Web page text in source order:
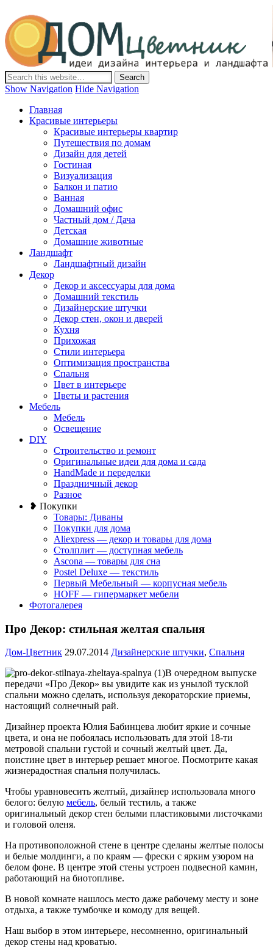
Дом-Цветник
Дизайн интерьера и ландшафта, декор и обустройство дома.
Идеи со всего мира.
Show Navigation Hide Navigation
Главная
Красивые интерьеры
Красивые интерьеры квартир
Путешествия по домам
Дизайн для детей
Гостиная
Визуализация
Балкон и патио
Ванная
Домашний офис
Частный дом / Дача
Детская
Домашние животные
Ландшафт
Ландшафтный дизайн
Декор
Декор и аксессуары для дома
Домашний текстиль
Дизайнерские штучки
Декор стен, окон и дверей
Кухня
Прихожая
Стили интерьера
Оптимизация пространства
Спальня
Цвет в интерьере
Цветы и растения
Мебель
Мебель
Освещение
DIY
Строительство и ремонт
Оригинальные идеи для дома и сада
HandMade и переделки
Праздничный декор
Разное
❥ Покупки
Товары: Диваны
Покупки для дома
Aliexpress — декор и товары для дома
Столплит — доступная мебель
Ascona — товары для сна
Postel Deluxe — текстиль
Первый Мебельный — корпусная мебель
HOFF — гипермаркет мебели
Фотогалерея
Про Декор: стильная желтая спальня
Дом-Цветник 29.07.2014 Дизайнерские штучки, Спальня
В очередном выпуске
передачи «Про Декор» вы увидите как из унылой тусклой
спальни можно сделать, используя декораторские приемы,
настоящий солнечный рай.
Дизайнер проекта Юлия Бабинцева любит яркие и сочные
цвета, и она не побоялась использовать для этой 18-ти
метровой спальни густой и сочный желтый цвет. Да,
поистине цвет в интерьер решает многое. Посмотрите какая
жизнерадостная спальня получилась.
Чтобы уравновесить желтый, дизайнер использовала много
белого: белую мебель, белый тестиль, а также
оригинальный декор стен белыми пластиковыми листочками
и головой оленя.
На противоположной стене в центре сделаны желтые полосы
и белые молдинги, а по краям — фрески с ярким узором на
белом фоне. В центре этой стены устроен подвесной камин,
работающий на биотопливе.
В новой комнате нашлось место даже рабочему месту и зоне
отдыха, а также тумбочке и комоду для вещей.
Наш выбор в этом интерьере, несомненно, оригинальный
декор стены над кроватью.